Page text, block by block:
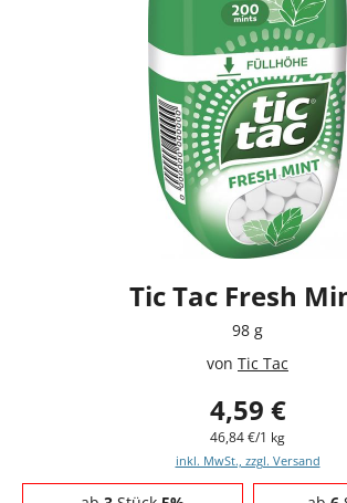
Tic Tac Fresh
98 g
von Tic Tac
4,59 €
46,84 €/1 kg
inkl. MwSt., zzgl. Versand
Staffelpreise - Mengenrabatt